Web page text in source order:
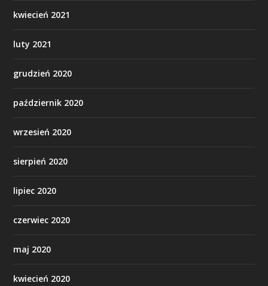
kwiecień 2021
luty 2021
grudzień 2020
październik 2020
wrzesień 2020
sierpień 2020
lipiec 2020
czerwiec 2020
maj 2020
kwiecień 2020